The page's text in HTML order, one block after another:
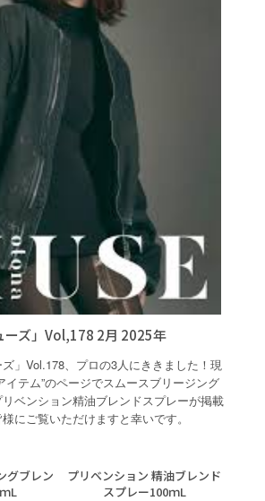
ーズ」Vol,178 2月 2025年
」Vol.178、プロの3人にききました！現
イテム”のページでスムースブリージング
ベンション精油ブレンドスプレーが掲載
にご覧いただけますと幸いです。
グブレン
L
プリベンション 精油ブレンド
スプレー100ｍL